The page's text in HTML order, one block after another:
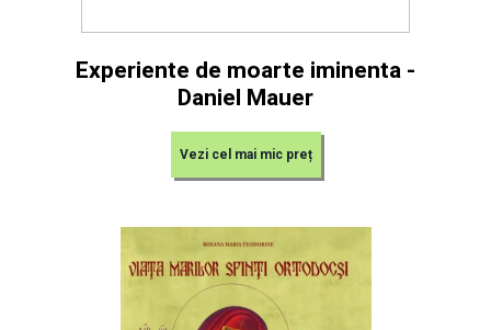
Experiente de moarte iminenta -
Daniel Mauer
Vezi cel mai mic preț